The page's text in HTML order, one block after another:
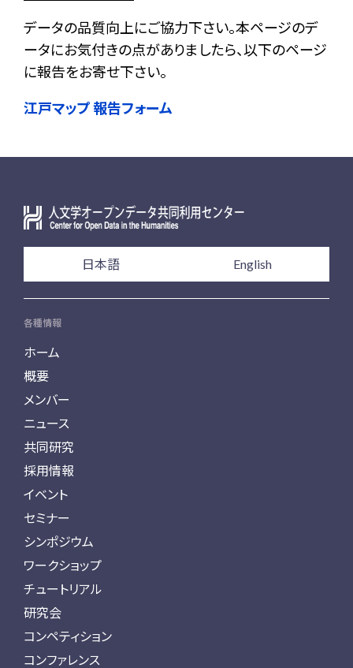
データの品質向上にご協力下さい。本ページのデ
ータにお気付きの点がありましたら、以下のページ
に報告をお寄せ下さい。
江戸マップ 報告フォーム
日本語 English
各種情報
ホーム
概要
メンバー
ニュース
共同研究
採用情報
イベント
セミナー
シンポジウム
ワークショップ
チュートリアル
研究会
コンペティション
コンファレンス